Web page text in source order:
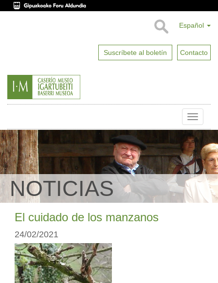
Español
Suscríbete al boletín Contacto
Toggle
NOTICIAS
El cuidado de los manzanos
24/02/2021